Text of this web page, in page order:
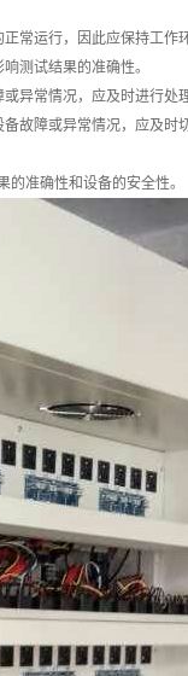
常运行，因此应保持工作
测试结果的准确性。
异常情况，应及时进行处
故障或异常情况，应及时
准确性和设备的安全性。